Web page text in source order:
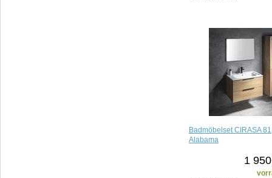
Badmöbelset CIRASA
Alabama
1